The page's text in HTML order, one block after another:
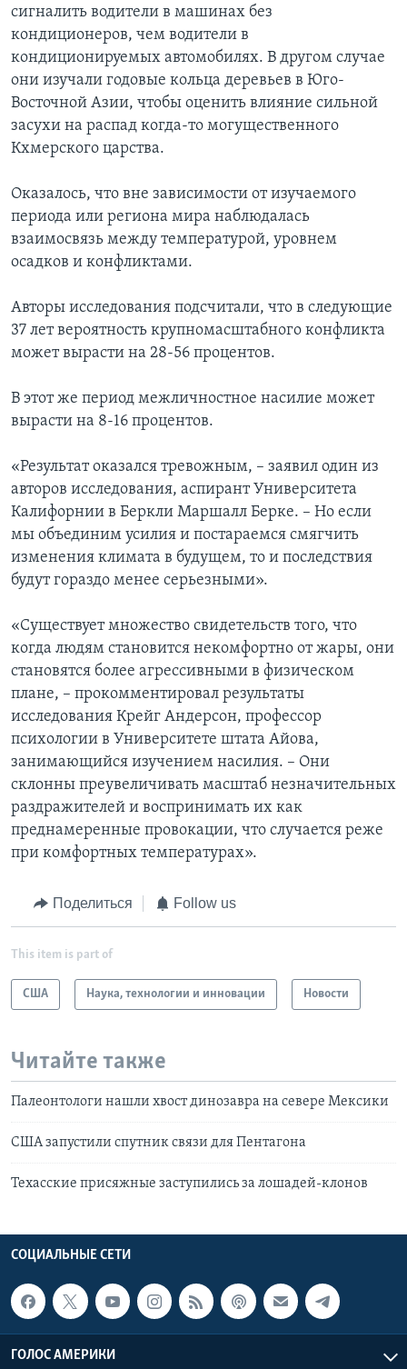
сигналить водители в машинах без
кондиционеров, чем водители в
кондиционируемых автомобилях. В другом случае
они изучали годовые кольца деревьев в Юго-
Восточной Азии, чтобы оценить влияние сильной
засухи на распад когда-то могущественного
Кхмерского царства.
Оказалось, что вне зависимости от изучаемого
периода или региона мира наблюдалась
взаимосвязь между температурой, уровнем
осадков и конфликтами.
Авторы исследования подсчитали, что в следующие
37 лет вероятность крупномасштабного конфликта
может вырасти на 28-56 процентов.
В этот же период межличностное насилие может
вырасти на 8-16 процентов.
«Результат оказался тревожным, – заявил один из
авторов исследования, аспирант Университета
Калифорнии в Беркли Маршалл Берке. – Но если
мы объединим усилия и постараемся смягчить
изменения климата в будущем, то и последствия
будут гораздо менее серьезными».
«Существует множество свидетельств того, что
когда людям становится некомфортно от жары, они
становятся более агрессивными в физическом
плане, – прокомментировал результаты
исследования Крейг Андерсон, профессор
психологии в Университете штата Айова,
занимающийся изучением насилия. – Они
склонны преувеличивать масштаб незначительных
раздражителей и воспринимать их как
преднамеренные провокации, что случается реже
при комфортных температурах».
Поделиться Follow us
This item is part of
США Наука, технологии и инновации Новости
Читайте также
Палеонтологи нашли хвост динозавра на севере Мексики
США запустили спутник связи для Пентагона
Техасские присяжные заступились за лошадей-клонов
СОЦИАЛЬНЫЕ СЕТИ
ГОЛОС АМЕРИКИ